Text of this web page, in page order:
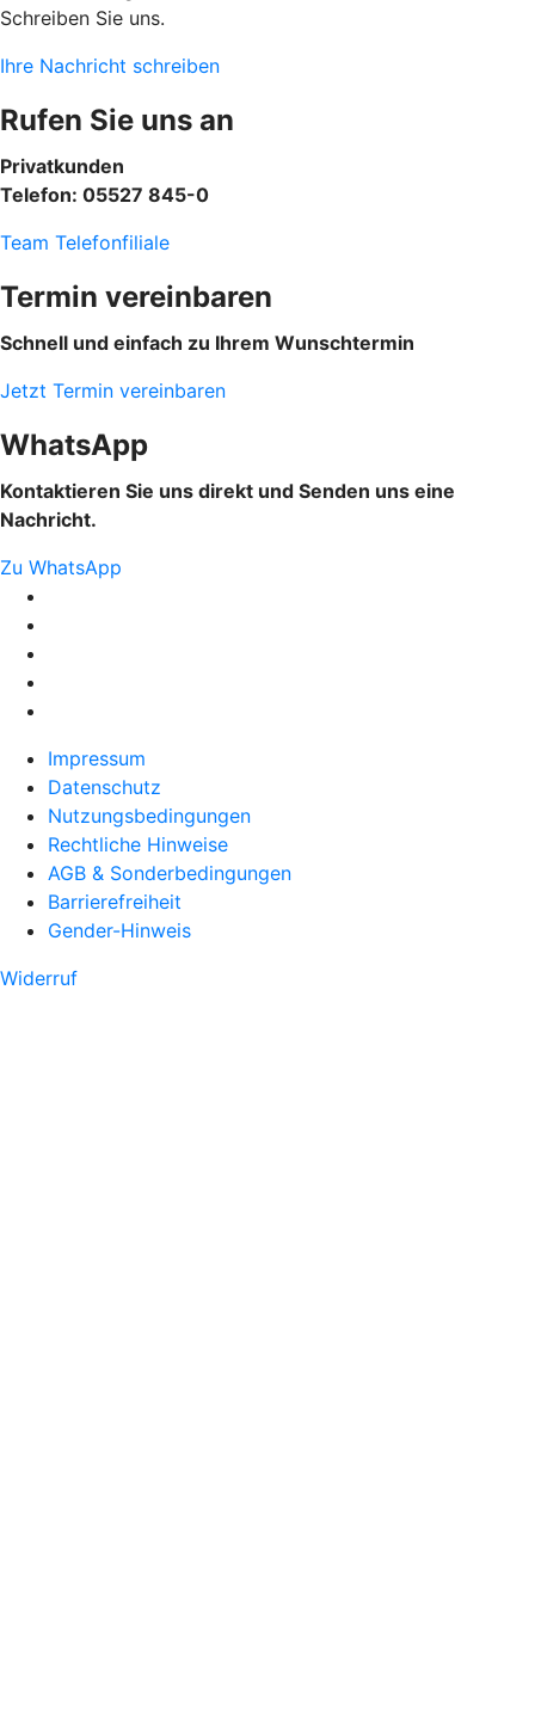
Schreiben Sie uns.
Ihre Nachricht schreiben
Rufen Sie uns an
Privatkunden
Telefon: 05527 845-0
Team Telefonfiliale
Termin vereinbaren
Schnell und einfach zu Ihrem Wunschtermin
Jetzt Termin vereinbaren
WhatsApp
Kontaktieren Sie uns direkt und Senden uns eine
Nachricht.
Zu WhatsApp
Impressum
Datenschutz
Nutzungsbedingungen
Rechtliche Hinweise
AGB & Sonderbedingungen
Barrierefreiheit
Gender-Hinweis
Widerruf